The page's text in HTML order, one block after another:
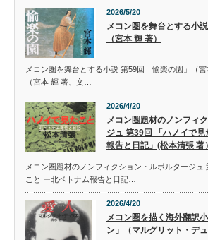
2026/5/20
メコン圏を舞台とする小
（宮本 輝 著）
メコン圏を舞台とする小説 第59回「愉楽の園」（宮
（宮本 輝 著、文…
2026/4/20
メコン圏題材のノンフィ
ジュ 第39回 「ハノイで
報告と日記」(松本清張 著）
メコン圏題材のノンフィクション・ルポルタージュ
こと ー北ベトナム報告と日記…
2026/4/20
メコン圏を描く海外翻訳
ン」（マルグリット・デ